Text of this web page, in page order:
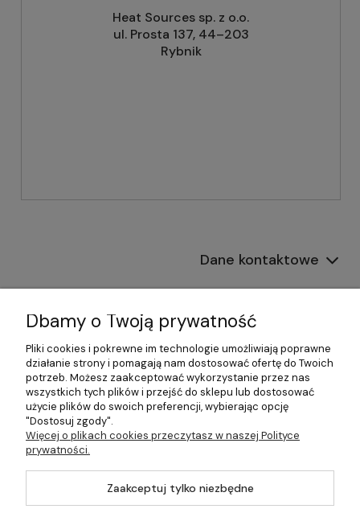
Heat Sources sp. z o.o.
ul. Prosta 137, 44–203
Rybnik
Dane kontaktowe
Informacje
Płatności i dostawa
Pomoc
Moje konto
©2026 Wszelkie Prawa Zastrzeżone | 499.pl - najlepszy sklep z
Dbamy o Twoją prywatność
Pliki cookies i pokrewne im technologie umożliwiają poprawne
działanie strony i pomagają nam dostosować ofertę do Twoich
potrzeb. Możesz zaakceptować wykorzystanie przez nas
wszystkich tych plików i przejść do sklepu lub dostosować
użycie plików do swoich preferencji, wybierając opcję
"Dostosuj zgody".
Więcej o plikach cookies przeczytasz w naszej Polityce
prywatności.
Zaakceptuj tylko niezbędne